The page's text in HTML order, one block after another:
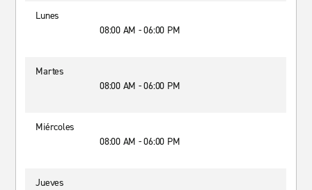
Lunes
08:00 AM - 06:00 PM
Martes
08:00 AM - 06:00 PM
Miércoles
08:00 AM - 06:00 PM
Jueves